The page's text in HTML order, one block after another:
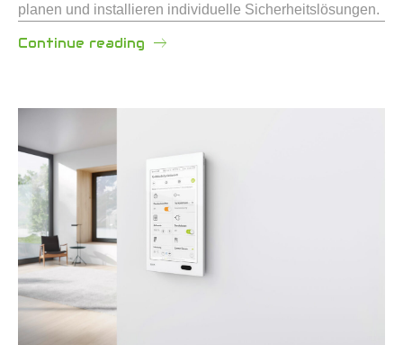
planen und installieren individuelle Sicherheitslösungen.
Continue reading